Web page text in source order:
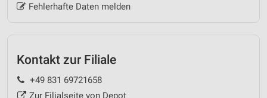
Fehlerhafte Daten melden
Kontakt zur Filiale
+49 831 69721658
Zur Filialseite von Depot